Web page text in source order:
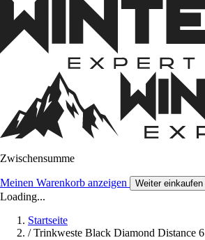
Zwischensumme
Meinen Warenkorb anzeigen Weiter einkaufen
Loading...
Startseite
/ Trinkweste Black Diamond Distance 6